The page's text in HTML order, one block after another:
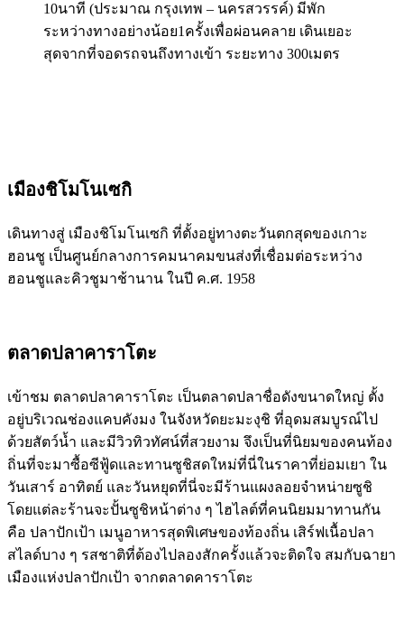
10นาที (ประมาณ กรุงเทพ – นครสวรรค์) มีพัก
ระหว่างทางอย่างน้อย1ครั้งเพื่อผ่อนคลาย เดินเยอะ
สุดจากที่จอดรถจนถึงทางเข้า ระยะทาง 300เมตร
เมืองชิโมโนเซกิ
เดินทางสู่ เมืองชิโมโนเซกิ ที่ตั้งอยู่ทางตะวันตกสุดของเกาะ
ฮอนชู เป็นศูนย์กลางการคมนาคมขนส่งที่เชื่อมต่อระหว่าง
ฮอนชูและคิวชูมาช้านาน ในปี ค.ศ. 1958
ตลาดปลาคาราโตะ
เข้าชม ตลาดปลาคาราโตะ เป็นตลาดปลาชื่อดังขนาดใหญ่ ตั้ง
อยู่บริเวณช่องแคบคังมง ในจังหวัดยะมะงุชิ ที่อุดมสมบูรณ์ไป
ด้วยสัตว์น้ำ และมีวิวทิวทัศน์ที่สวยงาม จึงเป็นที่นิยมของคนท้อง
ถิ่นที่จะมาซื้อซีฟู้ดและทานซูชิสดใหม่ที่นี่ในราคาที่ย่อมเยา ใน
วันเสาร์ อาทิตย์ และวันหยุดที่นี่จะมีร้านแผงลอยจำหน่ายซูชิ
โดยแต่ละร้านจะปั้นซูชิหน้าต่าง ๆ ไฮไลต์ที่คนนิยมมาทานกัน
คือ ปลาปักเป้า เมนูอาหารสุดพิเศษของท้องถิ่น เสิร์ฟเนื้อปลา
สไลด์บาง ๆ รสชาติที่ต้องไปลองสักครั้งแล้วจะติดใจ สมกับฉายา
เมืองแห่งปลาปักเป้า จากตลาดคาราโตะ